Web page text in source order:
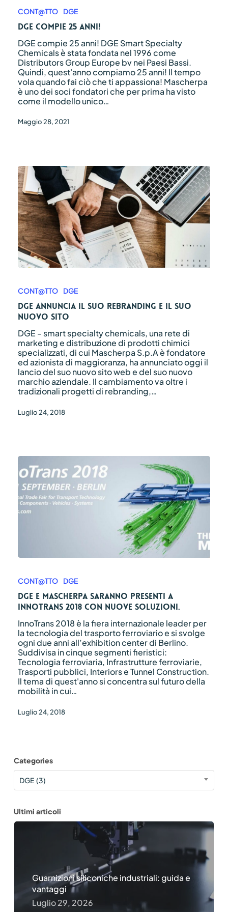
25
anni!
CONT@TTO DGE
DGE compie 25 anni!
DGE compie 25 anni! DGE Smart Specialty
Chemicals è stata fondata nel 1996 come
Distributors Group Europe bv nei Paesi Bassi.
Quindi, quest'anno compiamo 25 anni! Il tempo
vola quando fai ciò che ti appassiona! Mascherpa
è uno dei soci fondatori che per prima ha visto
come il modello unico…
Maggio 28, 2021
IL
SUO
REBRANDING
E
IL
SUO
NUOVO
SITO
CONT@TTO DGE
DGE ANNUNCIA IL SUO REBRANDING E IL SUO
NUOVO SITO
DGE - smart specialty chemicals, una rete di
marketing e distribuzione di prodotti chimici
specializzati, di cui Mascherpa S.p.A è fondatore
ed azionista di maggioranza, ha annunciato oggi il
lancio del suo nuovo sito web e del suo nuovo
marchio aziendale. Il cambiamento va oltre i
tradizionali progetti di rebranding,…
Luglio 24, 2018
Mascherpa
saranno
presenti
a
INNOTRANS
2018
con
nuove
soluzioni.
CONT@TTO DGE
DGE e Mascherpa saranno presenti a
INNOTRANS 2018 con nuove soluzioni.
InnoTrans 2018 è la fiera internazionale leader per
la tecnologia del trasporto ferroviario e si svolge
ogni due anni all’exhibition center di Berlino.
Suddivisa in cinque segmenti fieristici:
Tecnologia ferroviaria, Infrastrutture ferroviarie,
Trasporti pubblici, Interiors e Tunnel Construction.
Il tema di quest'anno si concentra sul futuro della
mobilità in cui…
Luglio 24, 2018
Categories
Categories
DGE (3)
Ultimi articoli
Guarnizioni siliconiche industriali: guida e
vantaggi
Luglio 29, 2026